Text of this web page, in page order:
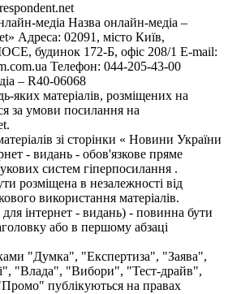
медіа Назва онлайн-медіа –
Адреса: 02091, місто Київ,
будинок 172-Б, офіс 208/1 E-mail:
Телефон: 044-205-43-00
– R40-06068
яких матеріалів, розміщених на
за умови посилання на
зі сторінки « Новини України
- видань - обов'язкове пряме
систем гіперпосилання .
розміщена в незалежності від
використання матеріалів.
інтернет - видань) - повинна бути
або в першому абзаці
"Думка", "Експертиза", "Заява",
"Влада", "Вибори", "Тест-драйв",
публікуються на правах